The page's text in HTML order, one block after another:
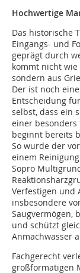
Hochwertige
Das historische
Eingangs- und
geprägt durch
kommt nicht
sondern aus
Der ist noch
Entscheidung
selbst, dass ein
einer besonders
beginnt bereits
So wurde der
einem
Sopro
Verfestigen und
insbesondere
Saugvermögen,
und schützt
Anmachwasser
Fachgerecht
großformatigen